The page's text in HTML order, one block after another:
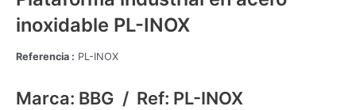
inoxidable PL-INOX
Referencia : PL-INOX
Marca: BBG / Ref: PL-INOX